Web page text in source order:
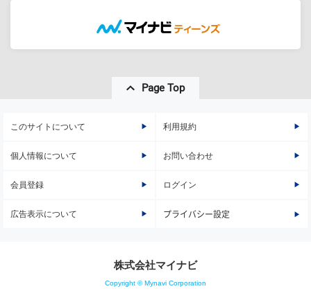
Page Top
このサイトについて 利用規約
個人情報について お問い合わせ
会員登録 ログイン
広告表示について プライバシー設定
株式会社マイナビ
Copyright © Mynavi Corporation